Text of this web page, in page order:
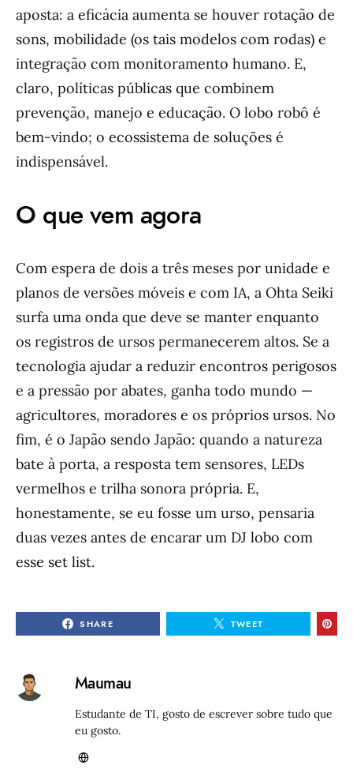
aposta: a eficácia aumenta se houver rotação de
sons, mobilidade (os tais modelos com rodas) e
integração com monitoramento humano. E,
claro, políticas públicas que combinem
prevenção, manejo e educação. O lobo robô é
bem-vindo; o ecossistema de soluções é
indispensável.
O que vem agora
Com espera de dois a três meses por unidade e
planos de versões móveis e com IA, a Ohta Seiki
surfa uma onda que deve se manter enquanto
os registros de ursos permanecerem altos. Se a
tecnologia ajudar a reduzir encontros perigosos
e a pressão por abates, ganha todo mundo —
agricultores, moradores e os próprios ursos. No
fim, é o Japão sendo Japão: quando a natureza
bate à porta, a resposta tem sensores, LEDs
vermelhos e trilha sonora própria. E,
honestamente, se eu fosse um urso, pensaria
duas vezes antes de encarar um DJ lobo com
esse set list.
SHARE TWEET
Maumau
Estudante de TI, gosto de escrever sobre tudo que
eu gosto.